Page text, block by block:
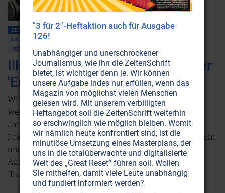
ZEITENSCHRIFT NR. 12
FREIMAUREREI
ILLUMINATEN • BILDERBERGER • GEHEIMLOGEN
VERSCHWÖRUNGSTHEORIEN
Illuminati: Die Verschwörung der
'Erleuchteten'
Wie die Illuminati die Maurerei unterwanderten und
welches ihre geheimen Ziele waren: Ende des 18.
Jahrhunderts schickte ein Geheimbund sich an, die
Freimaurerei zu unterwandern. Er tarnte sich mit Licht
und Weisheit, doch in Wirklichkeit war er eine
Ausgeburt der Dunkelheit: Der Orden der bayrischen
Illuminaten.Weiterlesen...
"3 für 2"-Heftaktion auch für Ausgabe
126!
Unabhängiger und unerschrockener
Journalismus, wie ihn die ZeitenSchrift
bietet, ist wichtiger denn je. Wir können
unsere Aufgabe indes nur erfüllen, wenn das
Magazin von möglichst vielen Menschen
gelesen wird. Mit unserem verbilligten
Heftangebot soll die ZeitenSchrift weiterhin
so erschwinglich wie möglich bleiben. Womit
wir nämlich heute konfrontiert sind, ist die
minutiöse Umsetzung eines Masterplans, der
uns in die totalüberwachte und digitalisierte
Welt des „Great Reset“ führen soll. Wollen
Sie mithelfen, damit viele Leute unabhängig
und fundiert informiert werden?